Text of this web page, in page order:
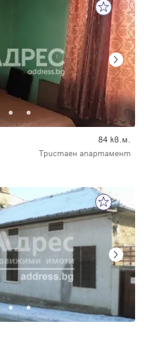
84 кв.м.
Тристаен апартамент